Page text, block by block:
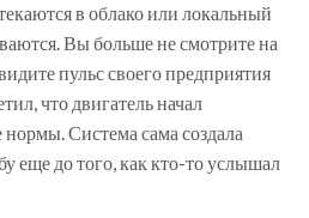
в облако или локальный
Вы больше не смотрите на
пульс своего предприятия
что двигатель начал
нормы. Система сама создала
еще до того, как кто-то услышал